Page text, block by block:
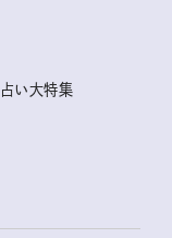
い大特集